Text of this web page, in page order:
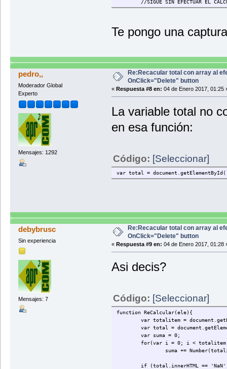
<div class="input-group-
<span id="total"> 0</
</div>
<p>» (01) Consignar los datos
<p>» (02) Consignar la moneda y
</div>
</div>
</form>
</div>
</div>
</form>
</div>
//SIGUE SIN EFECTUAR EL
Te pongo una
pedro,,
Moderador Global
Experto
Mensajes: 1292
Re:Recacular total con array al
OnClick="Delete" button
« Respuesta #8 en: 04 de Enero 2017, 01:25
La variable total no
en esa función:
Código: [Seleccionar]
var total =
debybrusc
Sin experiencia
Mensajes: 7
Re:Recacular total con array al
OnClick="Delete" button
« Respuesta #9 en: 04 de Enero 2017, 01:28
Asi decis?
Código: [Seleccionar]
function ReCalcular(ele){
var totalitem =
var total =
var suma = 0;
for(var i = 0; i <
suma +=
if (total.innerHTML ==